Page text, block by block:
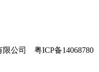
限公司 粤ICP备14068780